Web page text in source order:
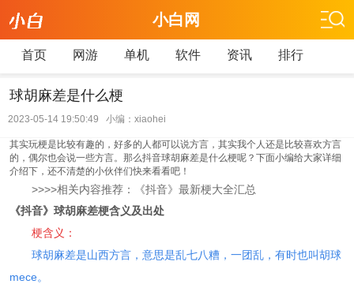
小白网
首页 网游 单机 软件 资讯 排行
球胡麻差是什么梗
2023-05-14 19:50:49 小编：xiaohei
其实玩梗是比较有趣的，好多的人都可以说方言，其实我个人还是比较喜欢方言
的，偶尔也会说一些方言。那么抖音球胡麻差是什么梗呢？下面小编给大家详细
介绍下，还不清楚的小伙伴们快来看看吧！
>>>>相关内容推荐：《抖音》最新梗大全汇总
《抖音》球胡麻差梗含义及出处
梗含义：
球胡麻差是山西‌‌‌‌‌‌‌方言，意思是乱七八糟，一团乱，有时也叫胡球
mece。